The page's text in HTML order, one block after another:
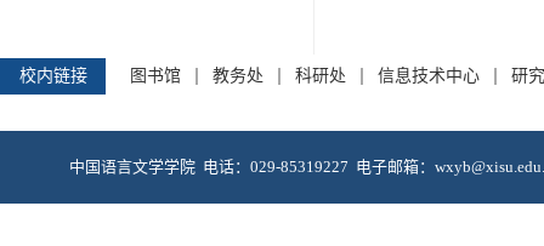
校内链接 图书馆 教务处 科研处 信息技术中心 研
中国语言文学学院 电话：029-85319227 电子邮箱：